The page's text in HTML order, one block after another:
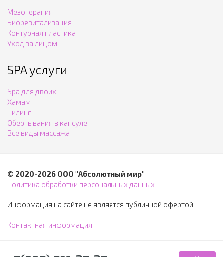
Мезотерапия
Биоревитализация
Контурная пластика
Уход за лицом
SPA услуги
Spa для двоих
Хамам
Пилинг
Обертывания в капсуле
Все виды массажа
© 2020-2026 ООО "Абсолютный мир"
Политика обработки персональных данных
Информация на сайте не является публичной офертой
Контактная информация